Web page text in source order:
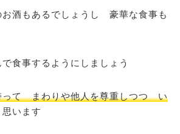
酒もあるでしょうし 豪華な食事も
食事するようにしましょう
って まわりや他人を尊重しつつ い
思います